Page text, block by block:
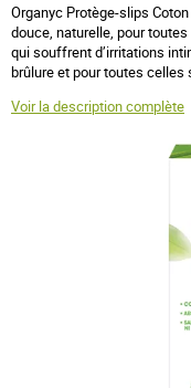
Organyc Protège-slips
douce, naturelle, pour
qui souffrent d’irritations
brûlure et pour toutes celles
Voir la description complète